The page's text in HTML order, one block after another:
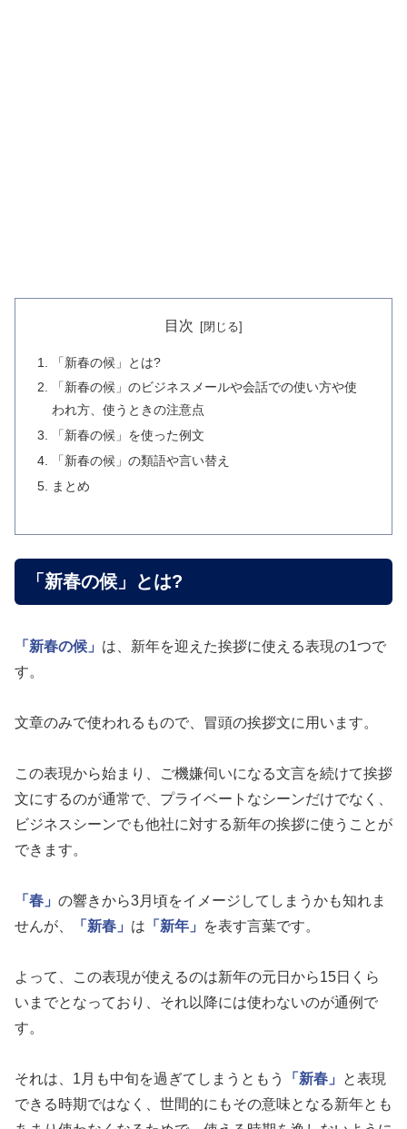
目次
「新春の候」とは?
「新春の候」のビジネスメールや会話での使い方や使
われ方、使うときの注意点
「新春の候」を使った例文
「新春の候」の類語や言い替え
まとめ
「新春の候」とは?
「新春の候」 は、新年を迎えた挨拶に使える表現の1つで
す。
文章のみで使われるもので、冒頭の挨拶文に用います。
この表現から始まり、ご機嫌伺いになる文言を続けて挨拶
文にするのが通常で、プライベートなシーンだけでなく、
ビジネスシーンでも他社に対する新年の挨拶に使うことが
できます。
「春」 の響きから3月頃をイメージしてしまうかも知れま
せんが、
「新春」 は 「新年」 を表す言葉です。
よって、この表現が使えるのは新年の元日から15日くら
いまでとなっており、それ以降には使わないのが通例で
す。
それは、1月も中旬を過ぎてしまうともう 「新春」
と表現
できる時期ではなく、世間的にもその意味となる新年とも